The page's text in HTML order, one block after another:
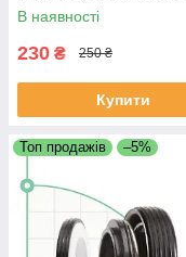
В наявності
230 ₴ 250 ₴
Купити
Топ продажів –5%